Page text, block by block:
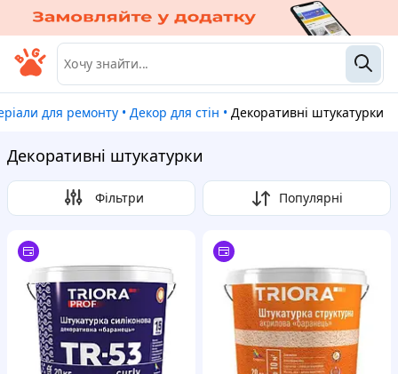
для ремонту • Декор для стін • Декоративні штукатурки
Декоративні штукатурки
Фільтри Популярні